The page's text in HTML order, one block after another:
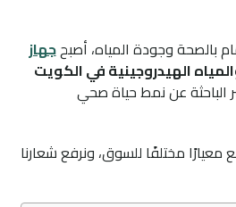
بالصحة وجودة المياه، أصبحجهاز
الهيدروجينية في الكويت
الباحثة عن نمط حياة صحي
معيارًا مختلفًا للسوق، ونرفع شعارنا